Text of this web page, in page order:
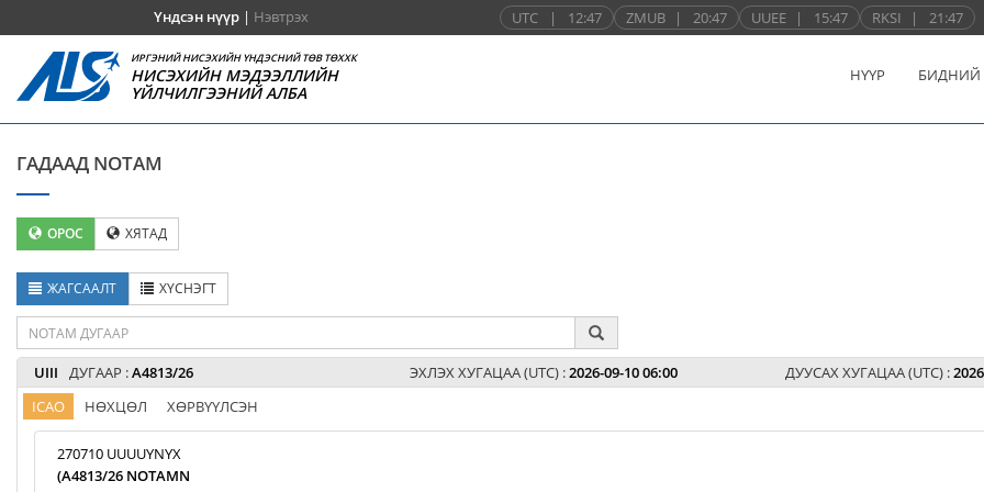
Үндсэн нүүр| Нэвтрэх UTC | 12:47 ZMUB | 20:47 UUEE | 15:47 RKSI | 21:47
ИРГЭНИЙ НИСЭХИЙН ҮНДЭСНИЙ ТӨВ ТӨХХК
НИСЭХИЙН МЭДЭЭЛЛИЙН
ҮЙЛЧИЛГЭЭНИЙ АЛБА
НҮҮР БИДНИЙ
ГАДААД NOTAM
ОРОС ХЯТАД
ЖАГСААЛТ ХҮСНЭГТ
UIII ДУГААР :A4813/26 ЭХЛЭХ ХУГАЦАА (UTC) :2026-09-10 06:00 ДУУСАХ ХУГАЦАА (UTC) :
ICAO НӨХЦӨЛ ХӨРВҮҮЛСЭН
270710 UUUUYNYX
(A4813/26 NOTAMN